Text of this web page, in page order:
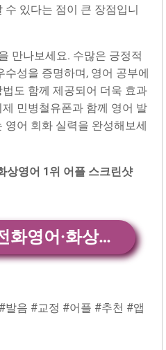
있다는 점이 큰 장점입니
만나보세요. 수많은 긍정적
성을 증명하며, 영어 공부에
도 함께 제공되어 더욱 효과
민병철유폰과 함께 영어 발
어 회화 실력을 완성해보세
상영어 1위 어플 스크린샷
민병철유폰 - 전화영어·화상영어 1위 앱 다운
음 #교정 #어플 #추천 #앱